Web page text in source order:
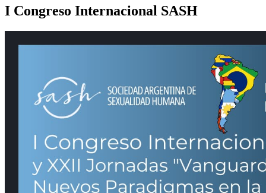
I Congreso Internacional SASH